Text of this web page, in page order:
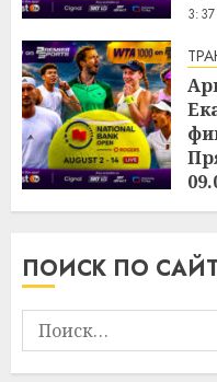
3:37
ПОИСК ПО
Найти: